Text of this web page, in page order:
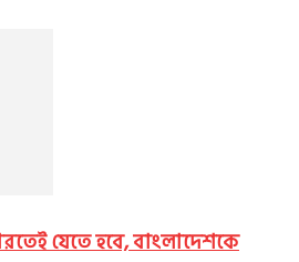
যেতে হবে, বাংলাদেশকে